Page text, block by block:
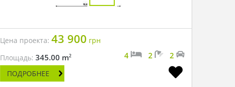
Цена проекта:43 900 грн
Площадь:345.00 m2 4 2 2
ПОДРОБНЕЕ